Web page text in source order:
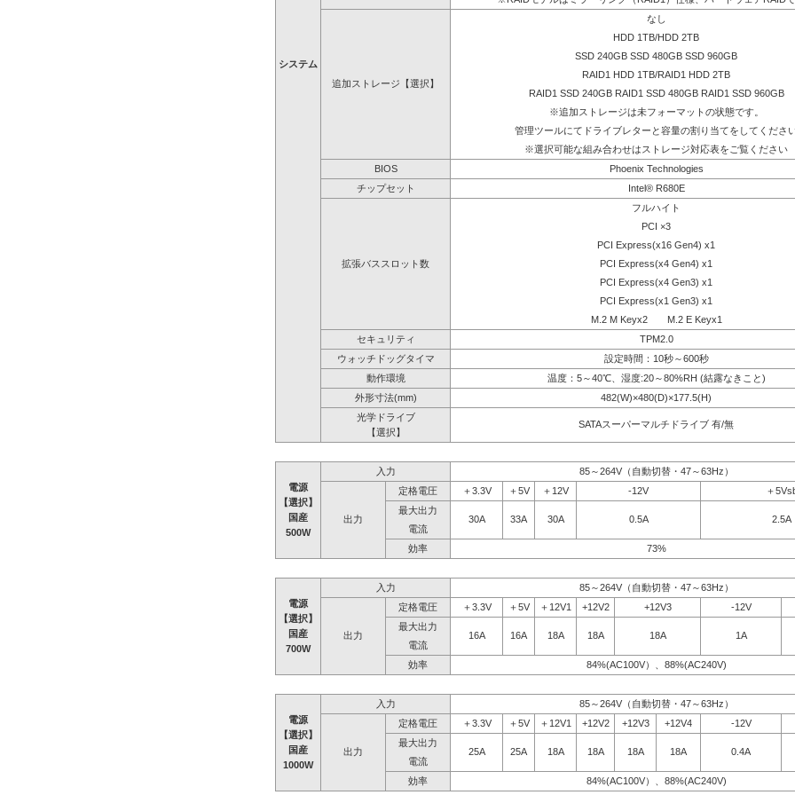
システム
追加ストレージ【選択】
なし
HDD 1TB/HDD 2TB
SSD 240GB SSD 480GB SSD 960GB
RAID1 HDD 1TB/RAID1 HDD 2TB
RAID1 SSD 240GB RAID1 SSD 480GB RAID1 SSD 960GB
※追加ストレージは未フォーマットの状態です。
管理ツールにてドライブレターと容量の割り当てをしてくださ
※選択可能な組み合わせはストレージ対応表をご覧ください
BIOS
Phoenix Technologies
チップセット
Intel® R680E
拡張バススロット数
フルハイト
PCI ×3
PCI Express(x16 Gen4) x1
PCI Express(x4 Gen4) x1
PCI Express(x4 Gen3) x1
PCI Express(x1 Gen3) x1
M.2 M Keyx2 M.2 E Keyx1
セキュリティ
TPM2.0
ウォッチドッグタイマ
設定時間：10秒～600秒
動作環境
温度：5～40℃、湿度:20～80%RH (結露なきこと)
外形寸法(mm)
482(W)×480(D)×177.5(H)
光学ドライブ
【選択】
SATAスーパーマルチドライブ 有/無
電源
【選択】
国産
500W
入力 85～264V（自動切替・47～63Hz）
出力
定格電圧 ＋3.3V ＋5V ＋12V -12V
＋
最大出力
30A
33A 30A 0.5A
2.5A
電流
効率
73%
電源
【選択】
国産
700W
入力 85～264V（自動切替・47～63Hz）
出力
定格電圧 ＋3.3V ＋5V ＋12V1 +12V2 +12V3
-12V
最大出力
16A
16A 18A 18A 18A
1A
電流
効率
84%(AC100V）、88%(AC240V)
電源
【選択】
国産
1000W
入力 85～264V（自動切替・47～63Hz）
出力
定格電圧 ＋3.3V ＋5V ＋12V1 +12V2 +12V3 +12V4
-12V
最大出力
25A
25A 18A 18A 18A 18A
0.4A
電流
効率
84%(AC100V）、88%(AC240V)